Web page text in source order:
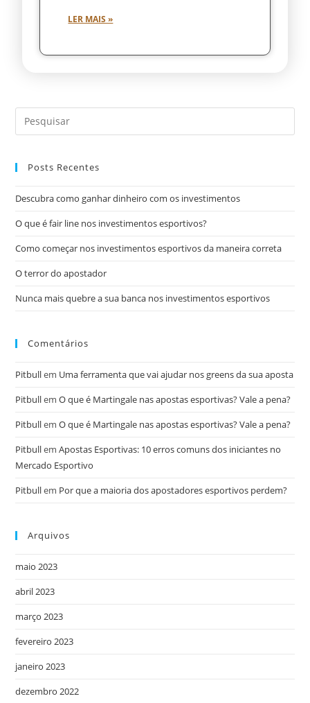
LER MAIS »
Posts Recentes
Descubra como ganhar dinheiro com os investimentos
O que é fair line nos investimentos esportivos?
Como começar nos investimentos esportivos da maneira correta
O terror do apostador
Nunca mais quebre a sua banca nos investimentos esportivos
Comentários
Pitbullem Uma ferramenta que vai ajudar nos greens da sua aposta
PitbullemO que é Martingale nas apostas esportivas? Vale a pena?
PitbullemO que é Martingale nas apostas esportivas? Vale a pena?
PitbullemApostas Esportivas: 10 erros comuns dos iniciantes no
Mercado Esportivo
Pitbullem Por que a maioria dos apostadores esportivos perdem?
Arquivos
maio 2023
abril 2023
março 2023
fevereiro 2023
janeiro 2023
dezembro 2022